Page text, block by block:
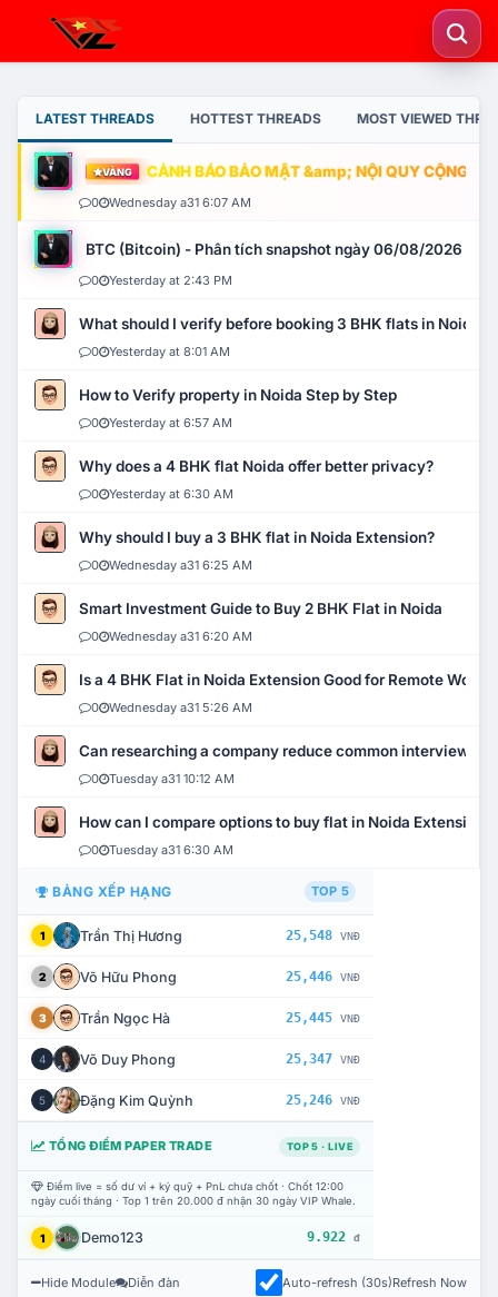
LATEST THREADS HOTTEST THREADS MOST VIEWED
VÀNG CẢNH BÁO BẢO MẬT &amp; NỘI QUY CỘNG
0 Wednesday a31 6:07 AM
BTC (Bitcoin) - Phân tích snapshot ngày 06/08/2026
0 Yesterday at 2:43 PM
What should I verify before booking 3 BHK flats in Noida?
0 Yesterday at 8:01 AM
How to Verify property in Noida Step by Step
0 Yesterday at 6:57 AM
Why does a 4 BHK flat Noida offer better privacy?
0 Yesterday at 6:30 AM
Why should I buy a 3 BHK flat in Noida Extension?
0 Wednesday a31 6:25 AM
Smart Investment Guide to Buy 2 BHK Flat in Noida
0 Wednesday a31 6:20 AM
Is a 4 BHK Flat in Noida Extension Good for Remote Work?
0 Wednesday a31 5:26 AM
Can researching a company reduce common interview
0 Tuesday a31 10:12 AM
How can I compare options to buy flat in Noida Extension?
0 Tuesday a31 6:30 AM
BẢNG XẾP HẠNG TOP 5
1 Trần Thị Hương 25,548 VNĐ
2 Võ Hữu Phong 25,446 VNĐ
3 Trần Ngọc Hà 25,445 VNĐ
4 Võ Duy Phong 25,347 VNĐ
5 Đặng Kim Quỳnh 25,246 VNĐ
TỔNG ĐIỂM PAPER TRADE TOP 5 · LIVE
Điểm live = số dư ví + ký quỹ + PnL chưa chốt · Chốt 12:00
ngày cuối tháng · Top 1 trên 20.000 đ nhận 30 ngày VIP Whale.
1 Demo123 9.922 đ
Hide Module Diễn đàn Auto-refresh (30s)Refresh Now